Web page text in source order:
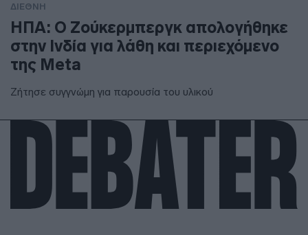
ΔΙΕΘΝΗ
ΗΠΑ: Ο Ζούκερμπεργκ απολογήθηκε
στην Ινδία για λάθη και περιεχόμενο
της Meta
Ζήτησε συγγνώμη για παρουσία του υλικού